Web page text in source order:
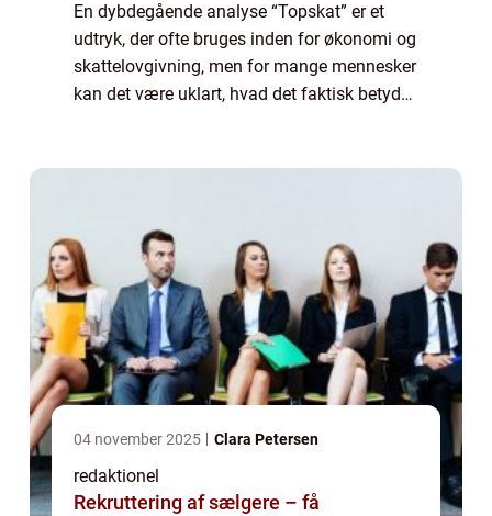
En dybdegående analyse “Topskat” er et
udtryk, der ofte bruges inden for økonomi og
skattelovgivning, men for mange mennesker
kan det være uklart, hvad det faktisk betyder,
04 november 2025 Clara Petersen
redaktionel
Rekruttering af sælgere – få